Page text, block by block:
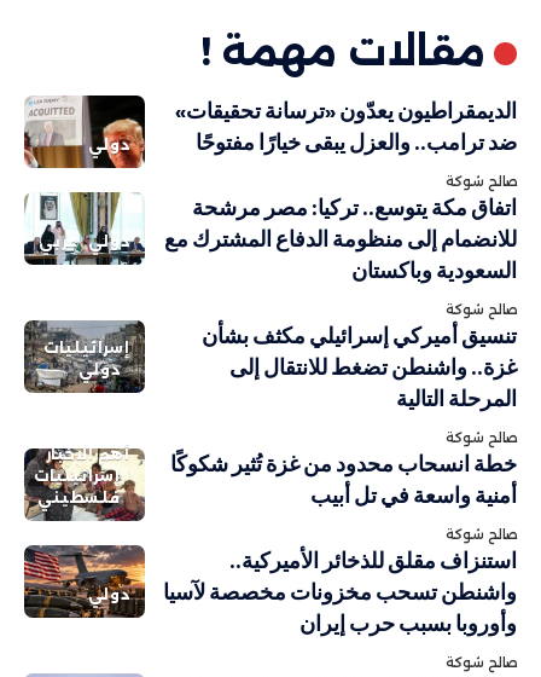
مقالات مهمة !
دولي
الديمقراطيون يعدّون «ترسانة تحقيقات»
ضد ترامب.. والعزل يبقى خيارًا مفتوحًا
صالح شوكة
دولي عربي
اتفاق مكة يتوسع.. تركيا: مصر مرشحة
للانضمام إلى منظومة الدفاع المشترك مع
السعودية وباكستان
صالح شوكة
إسرائيليات
دولي
تنسيق أميركي إسرائيلي مكثف بشأن
غزة.. واشنطن تضغط للانتقال إلى
المرحلة التالية
صالح شوكة
أهم الاخبار
إسرائيليات
فلسطيني
خطة انسحاب محدود من غزة تُثير شكوكًا
أمنية واسعة في تل أبيب
صالح شوكة
دولي
استنزاف مقلق للذخائر الأميركية..
واشنطن تسحب مخزونات مخصصة لآسيا
وأوروبا بسبب حرب إيران
صالح شوكة